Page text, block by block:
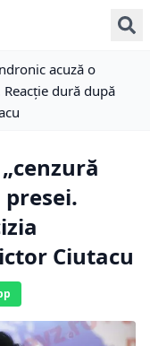
acuză o
dură după
Ciutacu